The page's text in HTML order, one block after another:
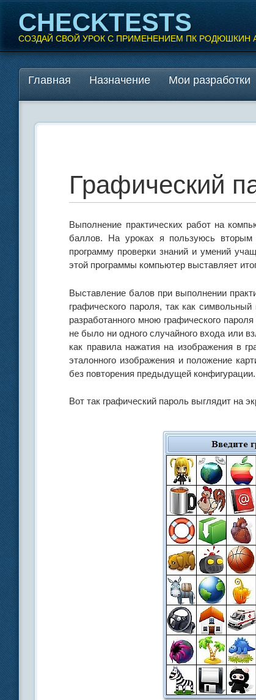
CHECKTESTS
СОЗДАЙ СВОЙ УРОК С ПРИМЕНЕНИЕМ ПК РОДЮШКИН
Главное меню
Перейти
содержанию
Главная Назначение Мои разработки
Графический
Выполнение практических работ на
баллов. На уроках я пользуюсь
программу проверки знаний и умений
этой программы компьютер выставляет
Выставление балов при выполнении
графического пароля, так как
разработанного мною графического
не было ни одного случайного входа или
как правила нажатия на изображения в
эталонного изображения и положение
без повторения предыдущей конфигурации.
Вот так графический пароль выглядит на